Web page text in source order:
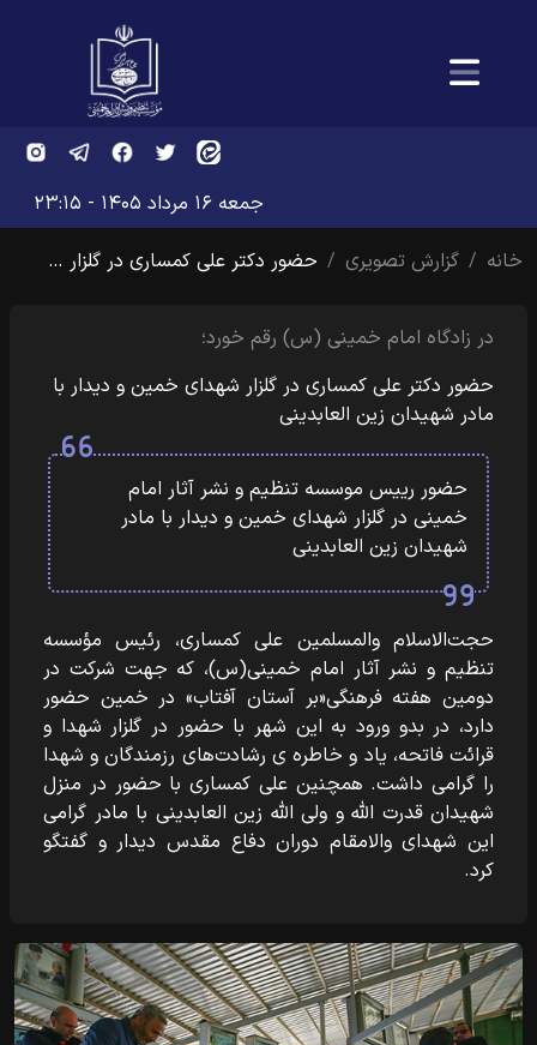
جمعه ۱۶ مرداد ۱۴۰۵ - ۲۳:۱۵
خانه
گزارش تصویری حضور دکتر علی کمساری در گلزار …
در زادگاه امام خمینی (س) رقم خورد؛
حضور دکتر علی کمساری در گلزار شهدای خمین و دیدار با
مادر شهیدان زین العابدینی
حضور رییس موسسه تنظیم و نشر آثار امام
خمینی در گلزار شهدای خمین و دیدار با مادر
شهیدان زین العابدینی
حجت‌الاسلام والمسلمین علی کمساری، رئیس مؤسسه
تنظیم و نشر آثار امام خمینی(س)، که جهت شرکت در
دومین هفته فرهنگی«بر آستان آفتاب» در خمین حضور
دارد، در بدو ورود به این شهر با حضور در گلزار شهدا و
قرائت فاتحه، یاد و خاطره ی رشادت‌های رزمندگان و شهدا
را گرامی داشت. همچنین علی کمساری با حضور در منزل
شهیدان قدرت الله و ولی الله زین العابدینی با مادر گرامی
این شهدای والامقام دوران دفاع مقدس دیدار و گفتگو
کرد‎.